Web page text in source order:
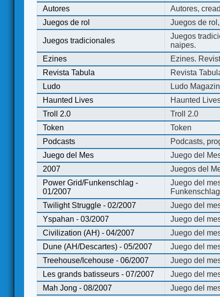
Autores
Autores,
Juegos de rol
Juegos de
Juegos tradicionales
Juegos
naipes.
Ezines
Ezines.
Revista Tabula
Revista
Ludo
Ludo
Haunted Lives
Haunted
Troll 2.0
Troll 2.0
Token
Token
Podcasts
Podcasts,
Juego del Mes
Juego del
2007
Juegos del
Power Grid/Funkenschlag -
01/2007
Juego del
Twilight Struggle - 02/2007
Juego del
Yspahan - 03/2007
Juego del
Civilization (AH) - 04/2007
Juego del
Dune (AH/Descartes) - 05/2007
Juego del
Treehouse/Icehouse - 06/2007
Juego del
Les grands batisseurs - 07/2007
Juego del
Mah Jong - 08/2007
Juego del